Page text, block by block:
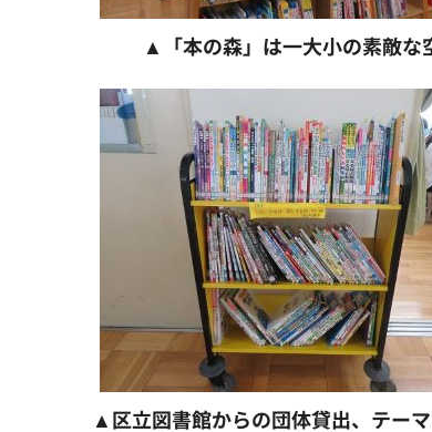
▲「本の森」は一大小の素敵な
▲区立図書館からの団体貸出、テー